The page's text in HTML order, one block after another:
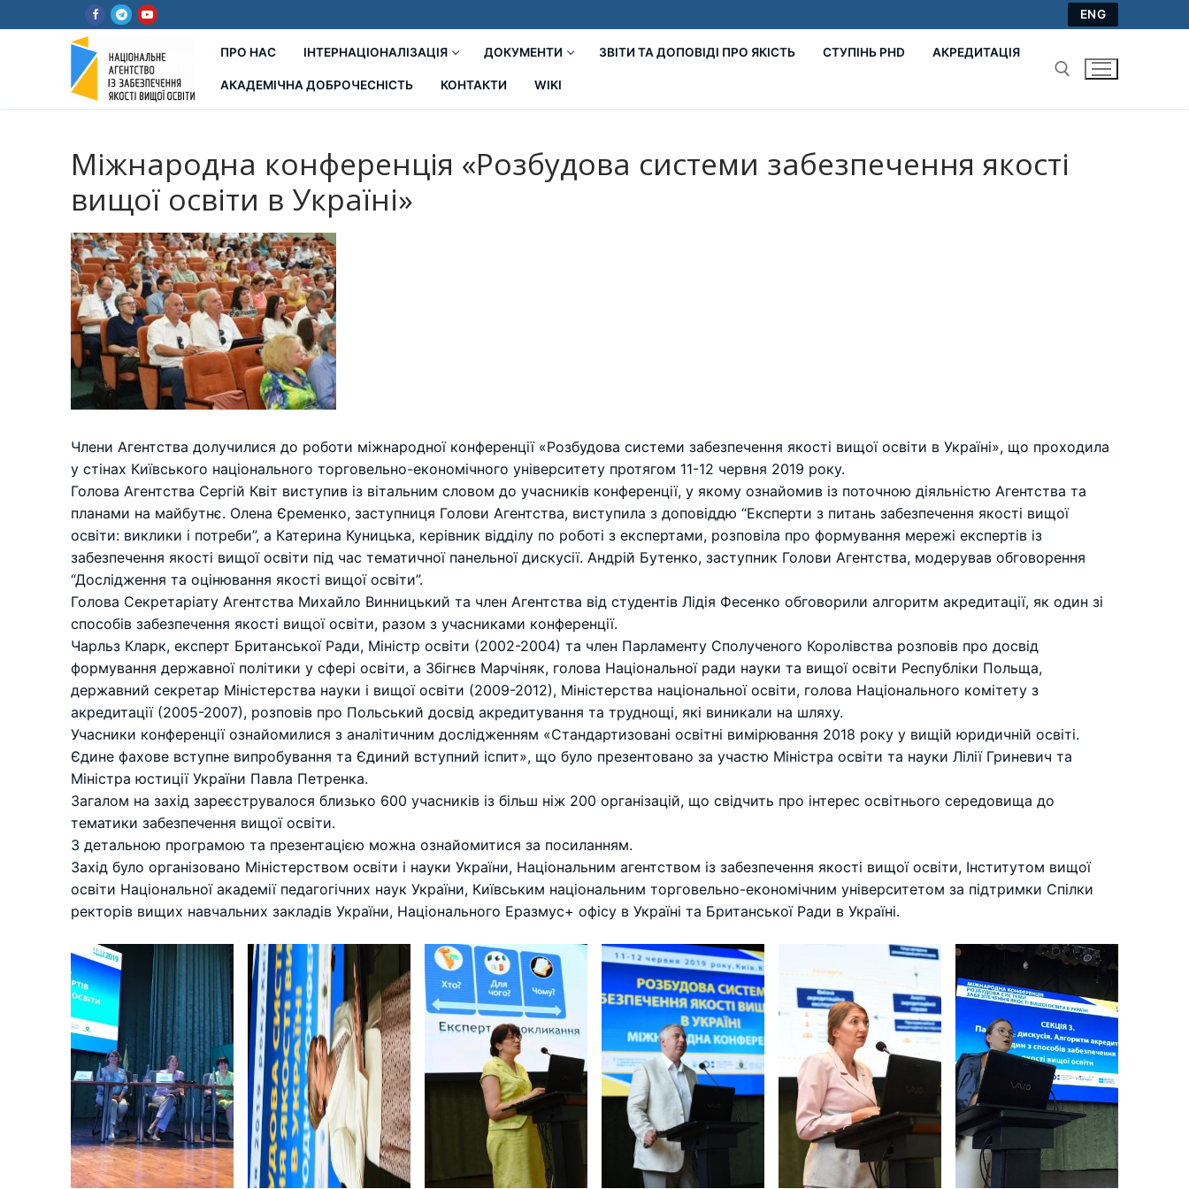
до
ENG
ПРО НАС ІНТЕРНАЦІОНАЛІЗАЦІЯ ДОКУМЕНТИ ЗВІТИ ТА ДОПОВІДІ ПРО ЯКІСТЬ СТУПІНЬ PHD АКРЕДИТАЦІЯ
АКАДЕМІЧНА ДОБРОЧЕСНІСТЬ КОНТАКТИ WIKI
Міжнародна конференція «Розбудова системи забезпечення якості
вищої освіти в Україні»
Члени Агентства долучилися до роботи міжнародної конференції «Розбудова системи забезпечення якості вищої освіти в Україні», що проходила
у стінах Київського національного торговельно-економічного університету протягом 11-12 червня 2019 року.
Голова Агентства Сергій Квіт виступив із вітальним словом до учасників конференції, у якому ознайомив із поточною діяльністю Агентства та
планами на майбутнє. Олена Єременко, заступниця Голови Агентства, виступила з доповіддю “Експерти з питань забезпечення якості вищої
освіти: виклики і потреби”, а Катерина Куницька, керівник відділу по роботі з експертами, розповіла про формування мережі експертів із
забезпечення якості вищої освіти під час тематичної панельної дискусії. Андрій Бутенко, заступник Голови Агентства, модерував обговорення
“Дослідження та оцінювання якості вищої освіти”.
Голова Секретаріату Агентства Михайло Винницький та член Агентства від студентів Лідія Фесенко обговорили алгоритм акредитації, як один зі
способів забезпечення якості вищої освіти, разом з учасниками конференції.
Чарльз Кларк, експерт Британської Ради, Міністр освіти (2002-2004) та член Парламенту Сполученого Королівства розповів про досвід
формування державної політики у сфері освіти, а Збігнєв Марчіняк, голова Національної ради науки та вищої освіти Республіки Польща,
державний секретар Міністерства науки і вищої освіти (2009-2012), Міністерства національної освіти, голова Національного комітету з
акредитації (2005-2007), розповів про Польський досвід акредитування та труднощі, які виникали на шляху.
Учасники конференції ознайомилися з аналітичним дослідженням «Стандартизовані освітні вимірювання 2018 року у вищій юридичній освіті.
Єдине фахове вступне випробування та Єдиний вступний іспит», що було презентовано за участю Міністра освіти та науки Лілії Гриневич та
Міністра юстиції України Павла Петренка.
Загалом на захід зареєструвалося близько 600 учасників із більш ніж 200 організацій, що свідчить про інтерес освітнього середовища до
тематики забезпечення вищої освіти.
З детальною програмою та презентацією можна ознайомитися за посиланням.
Захід було організовано Міністерством освіти і науки України, Національним агентством із забезпечення якості вищої освіти, Інститутом вищої
освіти Національної академії педагогічних наук України, Київським національним торговельно-економічним університетом за підтримки Спілки
ректорів вищих навчальних закладів України, Національного Еразмус+ офісу в Україні та Британської Ради в Україні.